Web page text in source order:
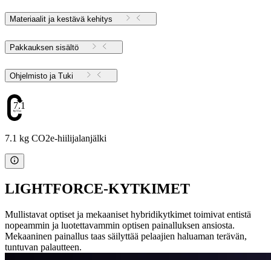
Materiaalit ja kestävä kehitys
Pakkauksen sisältö
Ohjelmisto ja Tuki
7.1
7.1 kg CO2e-hiilijalanjälki
LIGHTFORCE-KYTKIMET
Mullistavat optiset ja mekaaniset hybridikytkimet toimivat entistä
nopeammin ja luotettavammin optisen painalluksen ansiosta.
Mekaaninen painallus taas säilyttää pelaajien haluaman terävän,
tuntuvan palautteen.